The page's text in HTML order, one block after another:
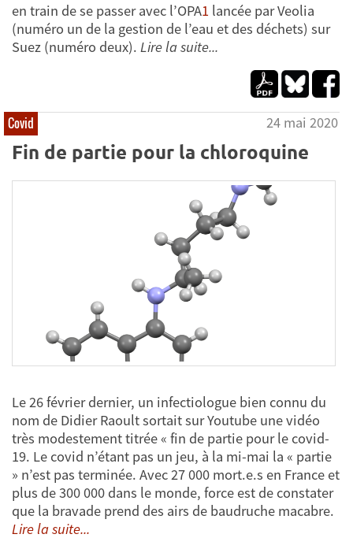
en train de se passer avec l’OPA1 lancée par Veolia
(numéro un de la gestion de l’eau et des déchets) sur
Suez (numéro deux). Lire la suite...
Covid 24 mai 2020
Fin de partie pour la chloroquine
Le 26 février dernier, un infectiologue bien connu du
nom de Didier Raoult sortait sur Youtube une vidéo
très modestement titrée « fin de partie pour le covid-
19. Le covid n’étant pas un jeu, à la mi-mai la « partie
» n’est pas terminée. Avec 27 000 mort.e.s en France et
plus de 300 000 dans le monde, force est de constater
que la bravade prend des airs de baudruche macabre.
Lire la suite...